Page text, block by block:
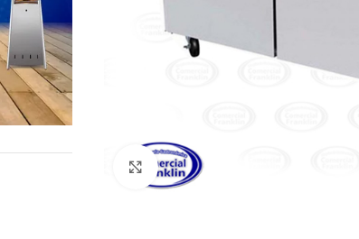
Haga clic para ampliar